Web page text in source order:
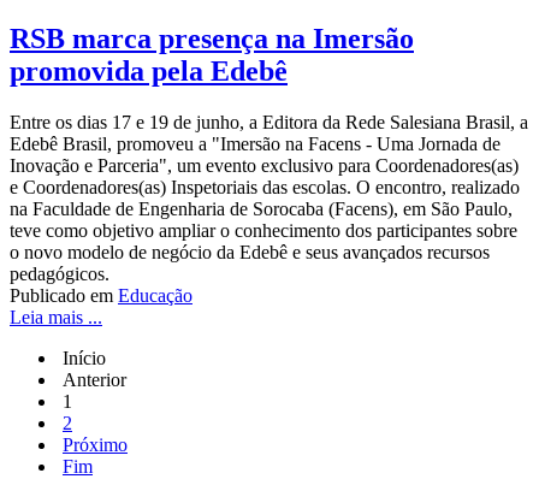
RSB marca presença na Imersão
promovida pela Edebê
Entre os dias 17 e 19 de junho, a Editora da Rede Salesiana Brasil, a
Edebê Brasil, promoveu a "Imersão na Facens - Uma Jornada de
Inovação e Parceria", um evento exclusivo para Coordenadores(as)
e Coordenadores(as) Inspetoriais das escolas. O encontro, realizado
na Faculdade de Engenharia de Sorocaba (Facens), em São Paulo,
teve como objetivo ampliar o conhecimento dos participantes sobre
o novo modelo de negócio da Edebê e seus avançados recursos
pedagógicos.
Publicado em Educação
Leia mais ...
Início
Anterior
1
2
Próximo
Fim